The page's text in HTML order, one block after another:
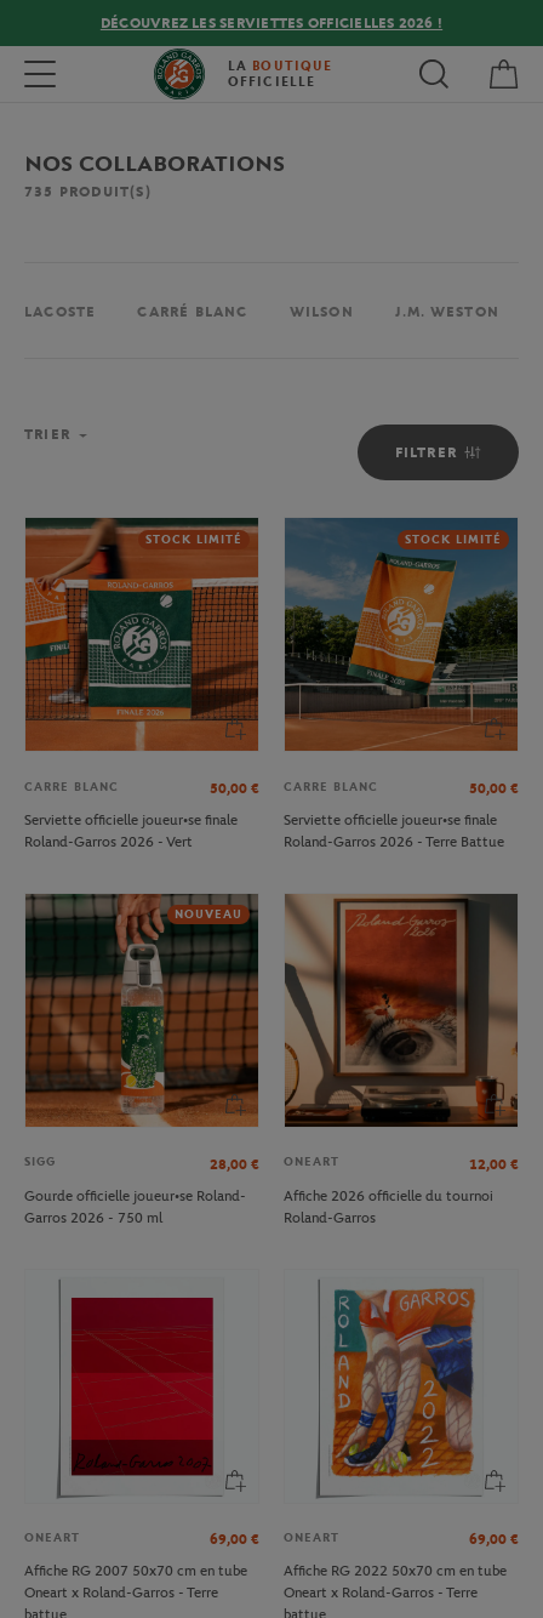
DÉCOUVREZ LES SERVIETTES OFFICIELLES 2026 !
Toggle navigation LA BOUTIQUE
OFFICIELLE
NOS COLLABORATIONS
735 PRODUIT(S)
LACOSTE CARRÉ BLANC WILSON J.M. WESTON
FILTRER
TRIER
STOCK LIMITÉ
CARRE BLANC 50,00 €
Serviette officielle joueur•se finale
Roland-Garros 2026 - Vert
STOCK LIMITÉ
CARRE BLANC 50,00 €
Serviette officielle joueur•se finale
Roland-Garros 2026 - Terre Battue
NOUVEAU
SIGG 28,00 €
Gourde officielle joueur•se Roland-
Garros 2026 - 750 ml
ONEART 12,00 €
Affiche 2026 officielle du tournoi
Roland-Garros
ONEART 69,00 €
Affiche RG 2007 50x70 cm en tube
Oneart x Roland-Garros - Terre
battue
ONEART 69,00 €
Affiche RG 2022 50x70 cm en tube
Oneart x Roland-Garros - Terre
battue